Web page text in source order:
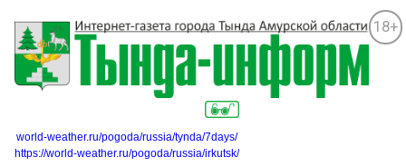
18+
world-weather.ru/pogoda/russia/tynda/7days/
https://world-weather.ru/pogoda/russia/irkutsk/